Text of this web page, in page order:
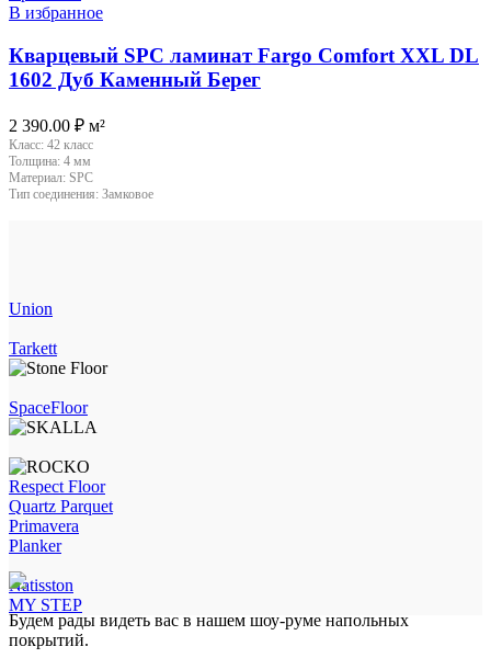
В избранное
Кварцевый SPC ламинат Fargo Comfort XXL DL
1602 Дуб Каменный Берег
2 390.00 ₽ м²
Класс: 42 класс
Толщина: 4 мм
Материал: SPC
Тип соединения: Замковое
Union
Tarkett
SpaceFloor
Respect Floor
Quartz Parquet
Primavera
Planker
Natisston
MY STEP
Будем рады видеть вас в нашем шоу-руме напольных
покрытий.